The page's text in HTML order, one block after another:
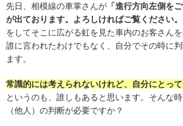
先日、相模線の車掌さんが 「進行方向左側を
が出ております。よろしければご覧ください。
をしてそこに広がる虹を見た車内のお客さんを
誰に言われたわけでもなく、自分でその時に
ます。
常識的には考えられないけれど、自分にとっ
というのも、誰しもあると思います。そんな
（他人）の判断が必要ですか？